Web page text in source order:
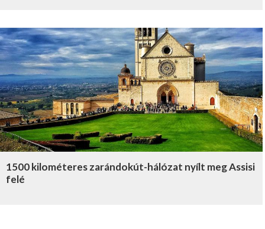
1500 kilométeres zarándokút-hálózat nyílt meg Assisi
felé